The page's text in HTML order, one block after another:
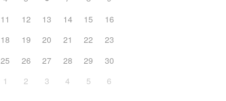
11 12 13 14 15
16
18 19 20 21 22
23
25 26 27 28 29
30
1 2 3 4 5 6